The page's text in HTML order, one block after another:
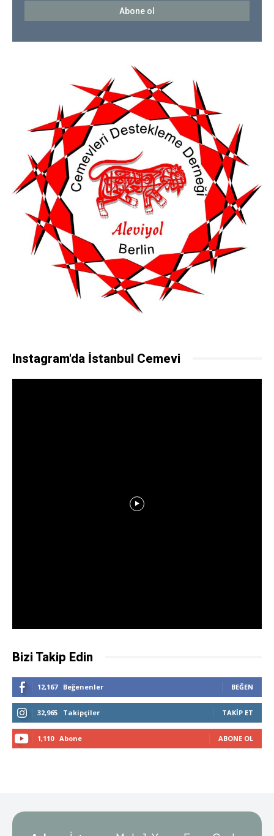
Instagram'da İstanbul Cemevi
Bizi Takip Edin
12,167 Beğenenler BEĞEN
32,965 Takipçiler TAKIP ET
1,110 Abone ABONE OL